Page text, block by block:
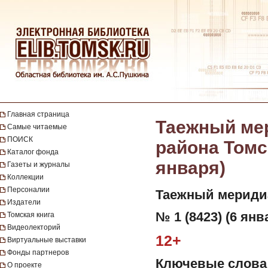
Главная страница
Самые читаемые
ПОИСК
Каталог фонда
Газеты и журналы
Коллекции
Персоналии
Издатели
Томская книга
Видеолекторий
Виртуальные выставки
Фонды партнеров
О проекте
Таежный
района
января)
Таежный
№ 1 (8423) (6
12+
Ключевые слова